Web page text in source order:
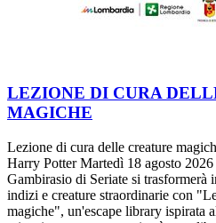
LEZIONE DI CURA
MAGICHE
Lezione di cura delle creature
Harry Potter Martedì 18 agosto
Gambirasio di Seriate si trasformerà
indizi e creature straordinarie con
magiche", un'escape library ispirata